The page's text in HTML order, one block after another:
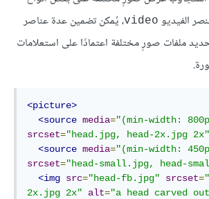
الفيديو video، يُمكن تضمين عدة عناصر
ملفات صورٍ مختلفة اعتمادًا على استعلامات
<picture>
<source media="(min-width:
srcset="head.jpg, head-2x.jpg 2x"
<source media="(min-width:
srcset="head-small.jpg, head-
<img src="head-fb.jpg" srcset=
2x.jpg 2x"
alt="a head carved